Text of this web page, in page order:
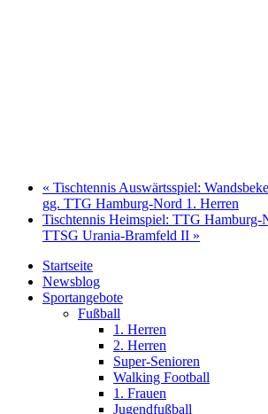
« Tischtennis Auswärtsspiel:
gg. TTG Hamburg-Nord 1. Herren
Tischtennis Heimspiel: TTG Hamburg-
TTSG Urania-Bramfeld II »
Startseite
Newsblog
Sportangebote
Fußball
1. Herren
2. Herren
Super-Senioren
Walking Football
1. Frauen
Jugendfußball